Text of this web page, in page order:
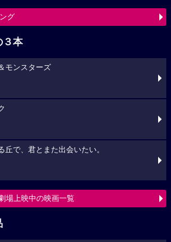
グ
３本
モンスターズ
丘で、君とまた出会いたい。
場上映中の映画一覧